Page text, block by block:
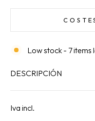
Low stock - 7 items
DESCRIPCIÓN
Iva incl.